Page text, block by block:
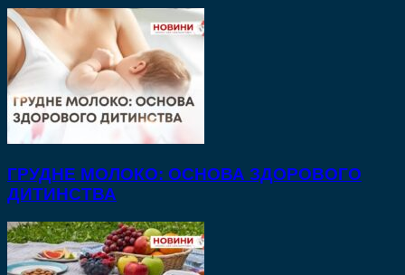
ГРУДНЕ МОЛОКО: ОСНОВА ЗДОРОВОГО
ДИТИНСТВА